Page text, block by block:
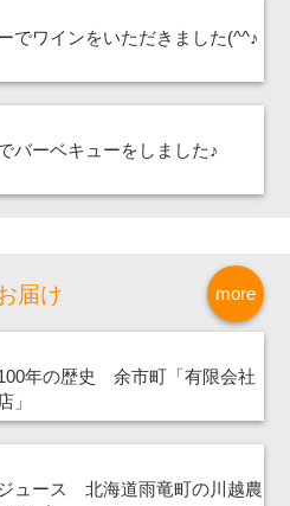
でワインをいただきました(^^♪
バーベキューをしました♪
more
届け
年の歴史 余市町「有限会社
」
ュース 北海道雨竜町の川越農